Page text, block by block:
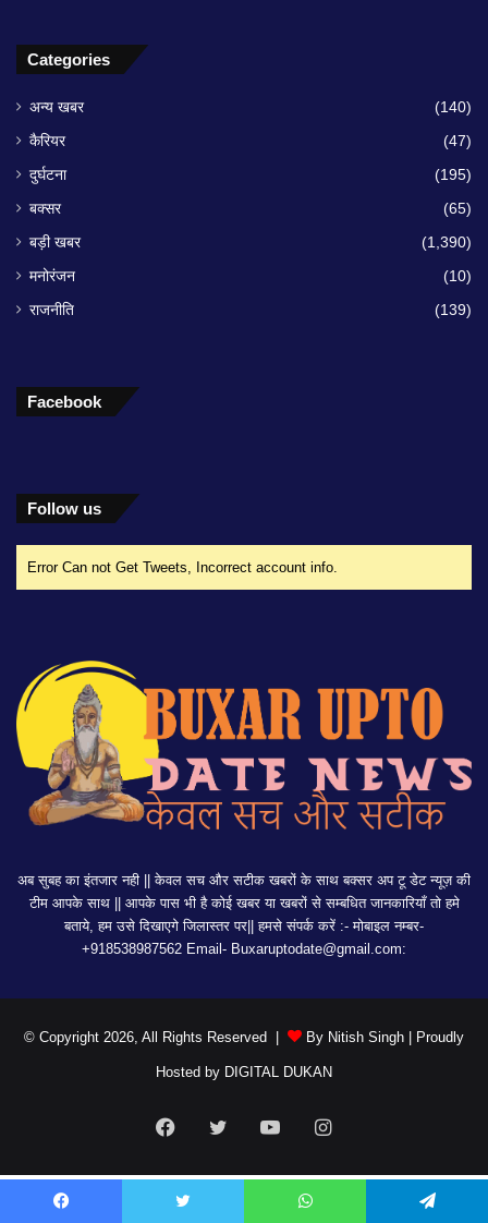
Categories
अन्य खबर (140)
कैरियर (47)
दुर्घटना (195)
बक्सर (65)
बड़ी खबर (1,390)
मनोरंजन (10)
राजनीति (139)
Facebook
Follow us
Error Can not Get Tweets, Incorrect account info.
अब सुबह का इंतजार नही || केवल सच और सटीक खबरों के साथ बक्सर अप टू डेट न्यूज़ की
टीम आपके साथ || आपके पास भी है कोई खबर या खबरों से सम्बधित जानकारियाँ तो हमे
बताये, हम उसे दिखाएगे जिलास्तर पर|| हमसे संपर्क करें :- मोबाइल नम्बर-
+918538987562 Email- Buxaruptodate@gmail.com:
© Copyright 2026, All Rights Reserved | By Nitish Singh | Proudly
Hosted by DIGITAL DUKAN
Facebook
Twitter YouTubeInstagram